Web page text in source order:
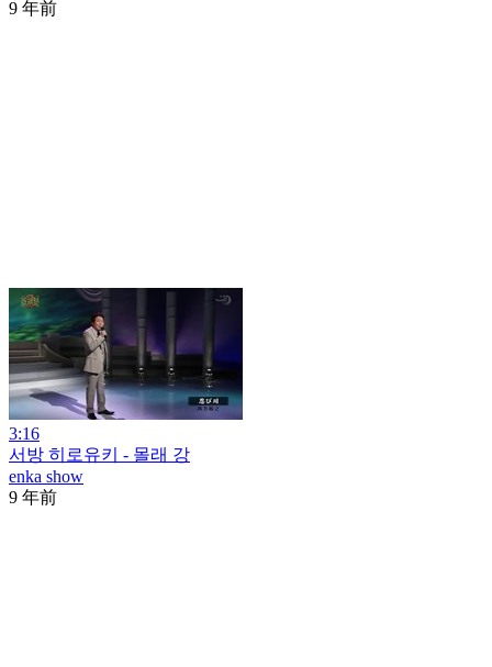
9 年前
3:16
서방 히로유키 - 몰래 강
enka show
9 年前